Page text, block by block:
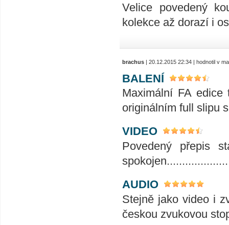
Velice povedený
kolekce až dorazí i
brachus | 20.12.2015 22:34 | hodnotil v
BALENÍ
Maximální FA edice
originálním full slipu
VIDEO
Povedený přepis
AUDIO
Stejně jako video i
českou zvukovou